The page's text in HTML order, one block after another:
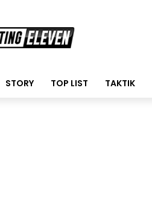
STORY TOP LIST TAKTIK